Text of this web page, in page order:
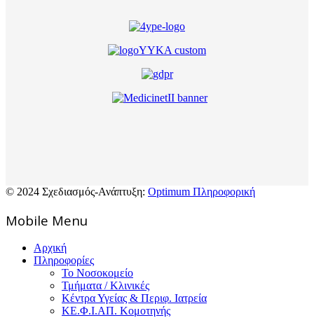
© 2024 Σχεδιασμός-Ανάπτυξη: Optimum Πληροφορική
Mοbile Menu
Αρχική
Πληροφορίες
Το Νοσοκομείο
Τμήματα / Κλινικές
Κέντρα Υγείας & Περιφ. Ιατρεία
ΚΕ.Φ.Ι.ΑΠ. Κομοτηνής